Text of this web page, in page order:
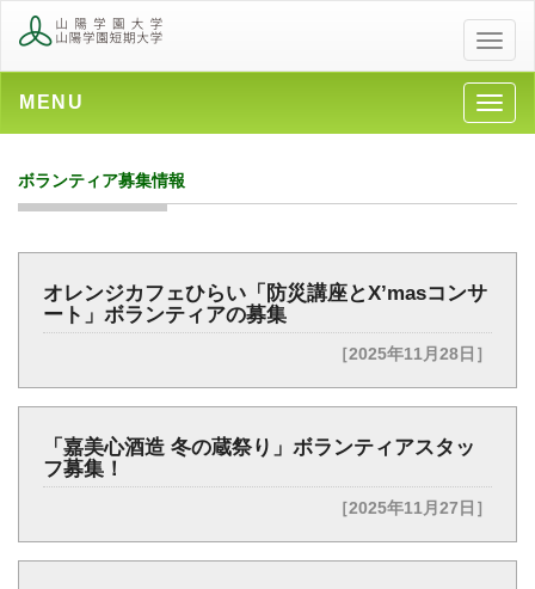
メ
ニ
ュ
ー
メ
ニ
MENU
ボランティア募集情報
オレンジカフェひらい「防災講座とX’masコンサ
ート」ボランティアの募集
［2025年11月28日］
「嘉美心酒造 冬の蔵祭り」ボランティアスタッ
フ募集！
［2025年11月27日］